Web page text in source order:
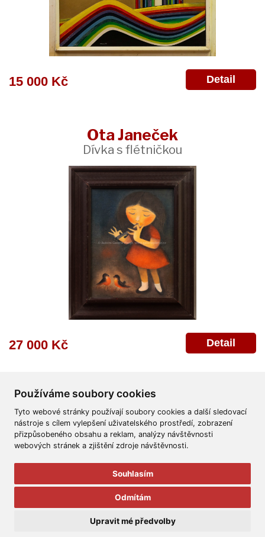
Používáme soubory cookies
Tyto webové stránky používají soubory cookies a další sledovací
nástroje s cílem vylepšení uživatelského prostředí, zobrazení
přizpůsobeného obsahu a reklam, analýzy návštěvnosti
webových stránek a zjištění zdroje návštěvnosti.
Souhlasím
Odmítám
Upravit mé předvolby
15 000 Kč Detail
Ota Janeček
Dívka s flétničkou
27 000 Kč Detail
Všeobecné obchodní podmínky Reklamační řád
Ochrana osobních údajů
Všechna práva vyhrazena.